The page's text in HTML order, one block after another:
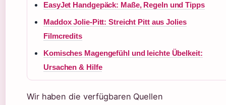
EasyJet Handgepäck: Maße, Regeln und Tipps
Maddox Jolie-Pitt: Streicht Pitt aus Jolies
Filmcredits
Komisches Magengefühl und leichte Übelkeit:
Ursachen & Hilfe
Wir haben die verfügbaren Quellen